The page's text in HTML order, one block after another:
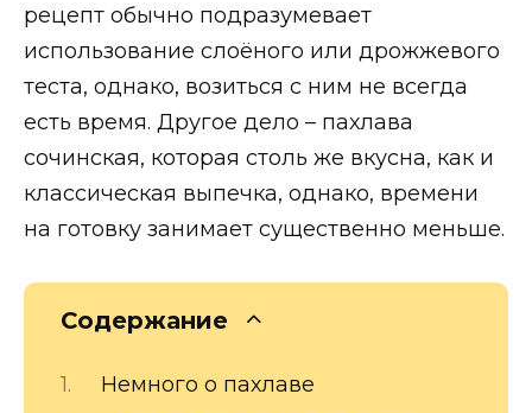
рецепт обычно подразумевает
использование слоёного или дрожжевого
теста, однако, возиться с ним не всегда
есть время. Другое дело – пахлава
сочинская, которая столь же вкусна, как и
классическая выпечка, однако, времени
на готовку занимает существенно меньше.
Содержание
Немного о пахлаве